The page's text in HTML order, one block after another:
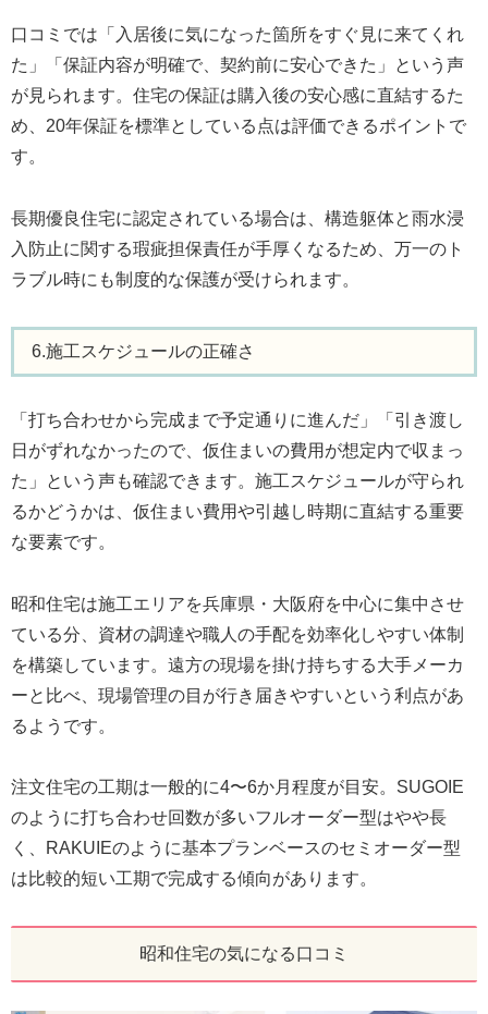
口コミでは「入居後に気になった箇所をすぐ見に来てくれ
た」「保証内容が明確で、契約前に安心できた」という声
が見られます。住宅の保証は購入後の安心感に直結するた
め、20年保証を標準としている点は評価できるポイントで
す。
長期優良住宅に認定されている場合は、構造躯体と雨水浸
入防止に関する瑕疵担保責任が手厚くなるため、万一のト
ラブル時にも制度的な保護が受けられます。
6.施工スケジュールの正確さ
「打ち合わせから完成まで予定通りに進んだ」「引き渡し
日がずれなかったので、仮住まいの費用が想定内で収まっ
た」という声も確認できます。施工スケジュールが守られ
るかどうかは、仮住まい費用や引越し時期に直結する重要
な要素です。
昭和住宅は施工エリアを兵庫県・大阪府を中心に集中させ
ている分、資材の調達や職人の手配を効率化しやすい体制
を構築しています。遠方の現場を掛け持ちする大手メーカ
ーと比べ、現場管理の目が行き届きやすいという利点があ
るようです。
注文住宅の工期は一般的に4〜6か月程度が目安。SUGOIE
のように打ち合わせ回数が多いフルオーダー型はやや長
く、RAKUIEのように基本プランベースのセミオーダー型
は比較的短い工期で完成する傾向があります。
昭和住宅の気になる口コミ